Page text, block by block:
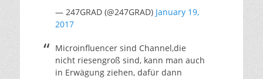
— 247GRAD (@247GRAD) January 19,
2017
Microinfluencer sind Channel,die
nicht riesengroß sind, kann man auch
in Erwägung ziehen, dafür dann